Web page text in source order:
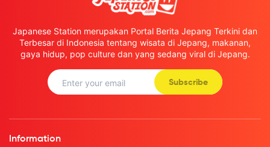
Japanese Station merupakan Portal Berita Jepang Terkini dan
Terbesar di Indonesia tentang wisata di Jepang, makanan,
gaya hidup, pop culture dan yang sedang viral di Jepang.
Subscribe
Information